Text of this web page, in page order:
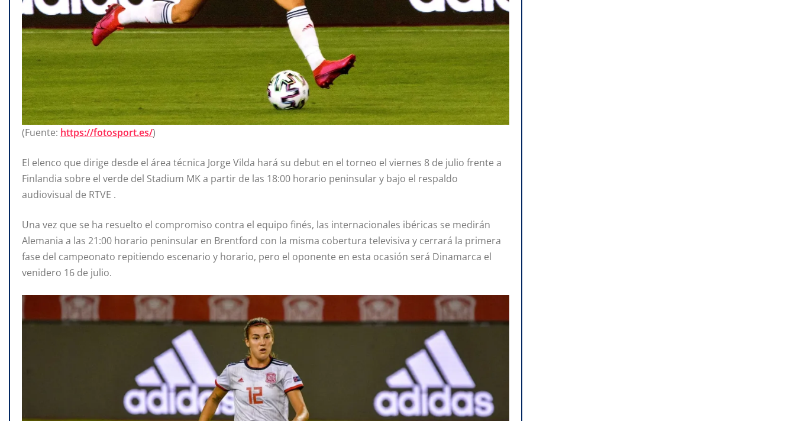
(Fuente: https://fotosport.es/)
El elenco que dirige desde el área técnica Jorge Vilda hará su debut en el torneo el viernes 8 de julio frente a
Finlandia sobre el verde del Stadium MK a partir de las 18:00 horario peninsular y bajo el respaldo
audiovisual de RTVE .
Una vez que se ha resuelto el compromiso contra el equipo finés, las internacionales ibéricas se medirán
Alemania a las 21:00 horario peninsular en Brentford con la misma cobertura televisiva y cerrará la primera
fase del campeonato repitiendo escenario y horario, pero el oponente en esta ocasión será Dinamarca el
venidero 16 de julio.